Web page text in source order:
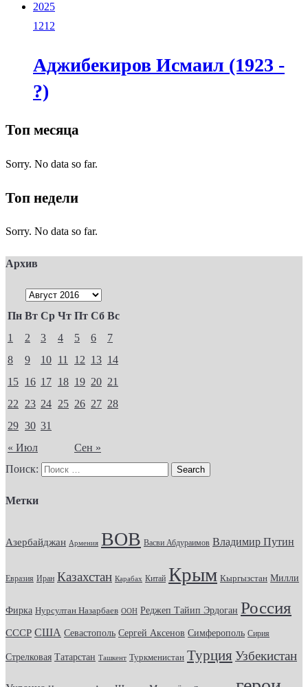
2025
1212
Аджибекиров Исмаил (1923 -
?)
Топ месяца
Sorry. No data so far.
Топ недели
Sorry. No data so far.
Архив
Пн Вт Ср Чт Пт Сб Вс
« Июл Сен »
1 2 3 4 5 6
7
8
9 10 11 12 13 14
15 16 17 18 19 20 21
22
23 24 25 26 27 28
29 30 31
Поиск:
Метки
Азербайджан Армения ВОВ Васви Абдураимов Владимир Путин
Евразия Иран Казахстан Карабах Китай Крым Кыргызстан Милли
Фирка Нурсултан Назарбаев ООН Реджеп Тайип Эрдоган Россия
СССР США Севастополь Сергей Аксенов Симферополь Сирия
Стрелковая Татарстан Ташкент Туркменистан Турция Узбекистан